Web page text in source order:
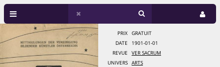
PRIX
GRATUIT
DATE
1901-01-01
REVUE
VER SACRUM
UNIVERS
ARTS